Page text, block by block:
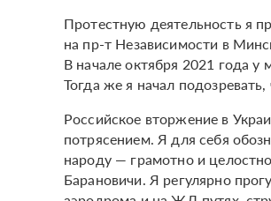
Протестную деятельность я
на пр-т Независимости в
В начале октября 2021 года у
Тогда же я начал
Российское вторжение в
потрясением. Я для себя
народу — грамотно и
Барановичи. Я регулярно